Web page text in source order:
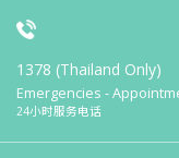
1378 (Thailand Only)
Emergencies -
24小时服务电话